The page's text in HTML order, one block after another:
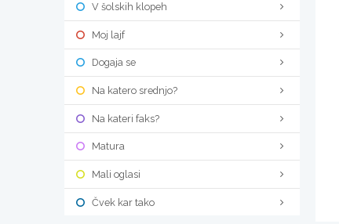
V šolskih klopeh
Moj lajf
Dogaja se
Na katero srednjo?
Na kateri faks?
Matura
Mali oglasi
Čvek kar tako